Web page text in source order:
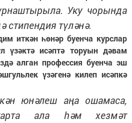
Уку чорында
стипендия түләнә.
иткән һөнәр буенча курслар
үзәктә исәптә торуын дәвам
алган профессия буенча эш
үзәгенә килеп исәпкә
юнәлеш аңа ошамаса,
ала һәм хезмәт